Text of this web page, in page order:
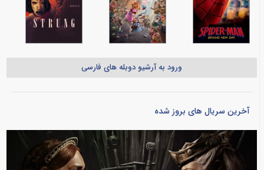
ورود به آرشیو دوبله های فارسی
آخرین سریال های بروز شده